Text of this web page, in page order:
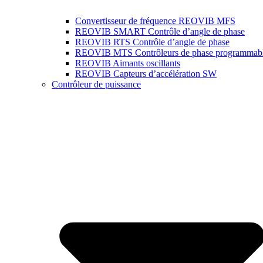
Convertisseur de fréquence REOVIB MFS
REOVIB SMART Contrôle d’angle de phase
REOVIB RTS Contrôle d’angle de phase
REOVIB MTS Contrôleurs de phase
REOVIB Aimants oscillants
REOVIB Capteurs d’accélération SW
Contrôleur de puissance